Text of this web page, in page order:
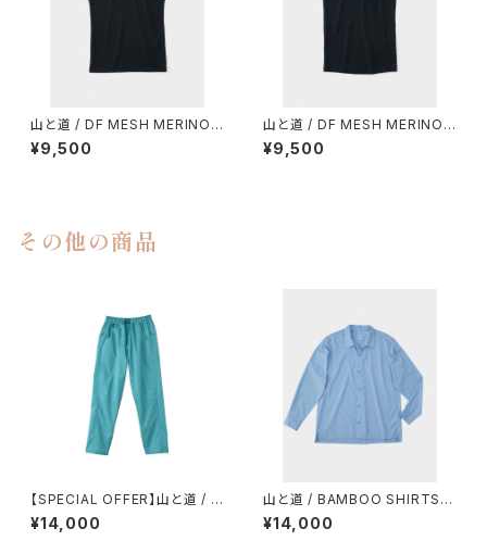
山と道 / DF MESH MERINO
SLEEVELESS（MEN）
¥9,500
山と道 / DF MESH MERINO
SLEEVELESS（WOMEN）
¥9,500
その他の商品
【SPECIAL OFFER】山と道 / LI
GHT ５POCKET PANTS（WO
MEN）
¥14,000
山と道 / BAMBOO SHIRTS
（UNISEX）
¥14,000